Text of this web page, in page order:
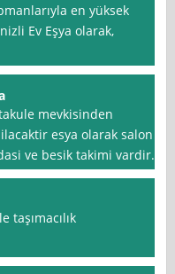
en yüksek
Ev Eşya olarak,
mevkisinden
esya olarak salon
ve besik takimi vardir.
taşımacılık